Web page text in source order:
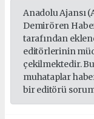
Anadolu Ajansı
Demirören
tarafından
editörlerinin
çekilmektedir.
muhataplar
bir editörü